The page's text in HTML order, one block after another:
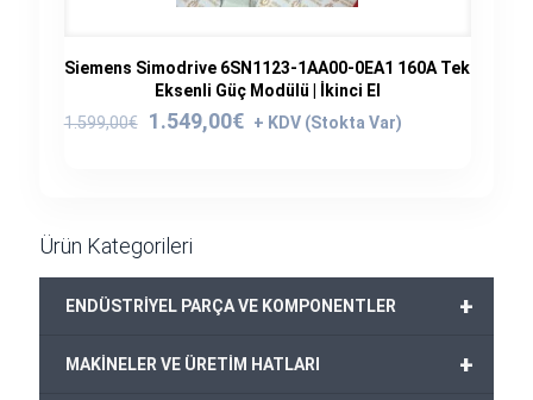
Siemens Simodrive 6SN1123-1AA00-0EA1 160A Tek
Eksenli Güç Modülü | İkinci El
1.599,00€
Orijinal
1.549,00€
Şu
Ürün Kategorileri
+
ENDÜSTRİYEL PARÇA VE KOMPONENTLER
+
MAKİNELER VE ÜRETİM HATLARI